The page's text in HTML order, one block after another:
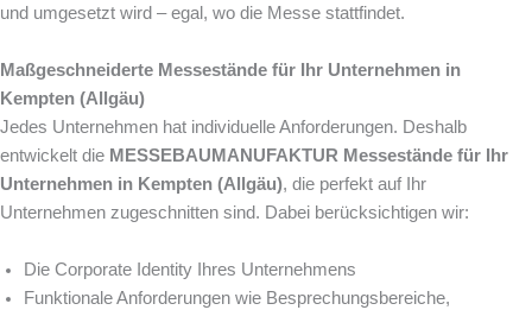
und umgesetzt wird – egal, wo die Messe stattfindet.
Maßgeschneiderte Messestände für Ihr Unternehmen in
Kempten (Allgäu)
Jedes Unternehmen hat individuelle Anforderungen. Deshalb
entwickelt die MESSEBAUMANUFAKTUR Messestände für Ihr
Unternehmen in Kempten (Allgäu), die perfekt auf Ihr
Unternehmen zugeschnitten sind. Dabei berücksichtigen wir:
Die Corporate Identity Ihres Unternehmens
Funktionale Anforderungen wie Besprechungsbereiche,